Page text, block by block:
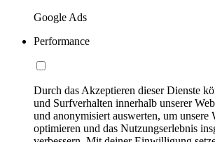
Google Ads
Performance
Durch das Akzeptieren dieser Dienste
und Surfverhalten innerhalb unserer
und anonymisiert auswerten, um unsere
optimieren und das Nutzungserlebnis